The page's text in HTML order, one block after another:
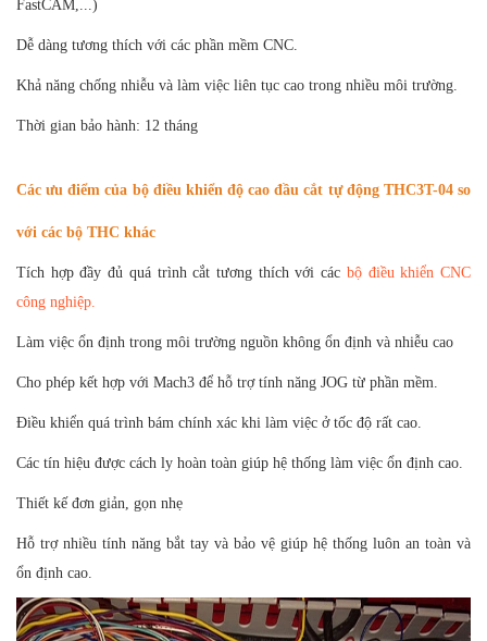
FastCAM,...)
Dễ dàng tương thích với các phần mềm CNC.
Khả năng chống nhiễu và làm việc liên tục cao trong nhiều môi trường.
Thời gian bảo hành: 12 tháng
Các ưu điểm của bộ điều khiển độ cao đầu cắt tự động THC3T-04 so
với các bộ THC khác
Tích hợp đầy đủ quá trình cắt tương thích với các bộ điều khiển CNC
công nghiệp.
Làm việc ổn định trong môi trường nguồn không ổn định và nhiễu cao
Cho phép kết hợp với Mach3 để hỗ trợ tính năng JOG từ phần mềm.
Điều khiển quá trình bám chính xác khi làm việc ở tốc độ rất cao.
Các tín hiệu được cách ly hoàn toàn giúp hệ thống làm việc ổn định cao.
Thiết kế đơn giản, gọn nhẹ
Hỗ trợ nhiều tính năng bắt tay và bảo vệ giúp hệ thống luôn an toàn và
ổn định cao.